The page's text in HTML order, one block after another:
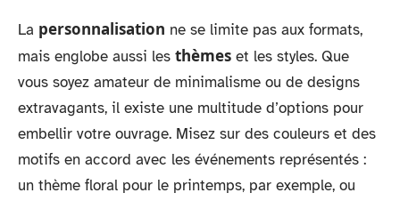
La personnalisation ne se limite pas aux formats,
mais englobe aussi les thèmes et les styles. Que
vous soyez amateur de minimalisme ou de designs
extravagants, il existe une multitude d’options pour
embellir votre ouvrage. Misez sur des couleurs et des
motifs en accord avec les événements représentés :
un thème floral pour le printemps, par exemple, ou